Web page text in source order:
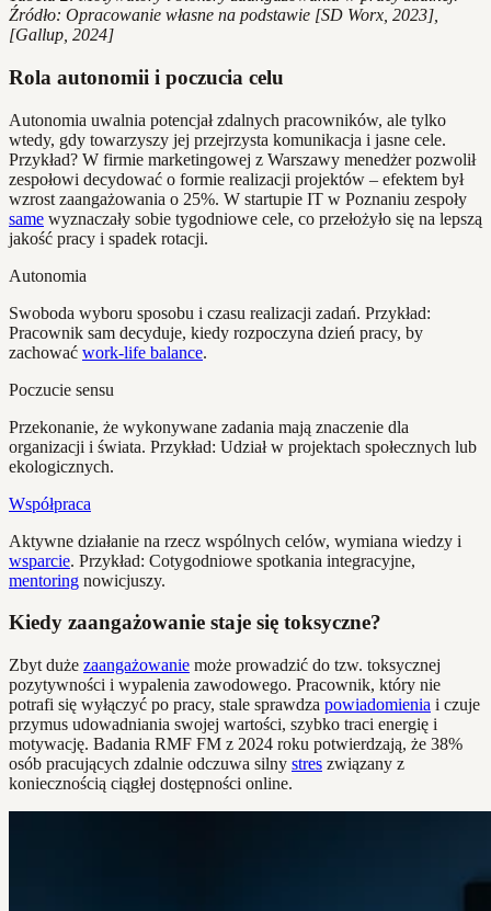
Źródło: Opracowanie własne na podstawie [SD Worx, 2023],
[Gallup, 2024]
Rola autonomii i poczucia celu
Autonomia uwalnia potencjał zdalnych pracowników, ale tylko
wtedy, gdy towarzyszy jej przejrzysta komunikacja i jasne cele.
Przykład? W firmie marketingowej z Warszawy menedżer pozwolił
zespołowi decydować o formie realizacji projektów – efektem był
wzrost zaangażowania o 25%. W startupie IT w Poznaniu zespoły
same wyznaczały sobie tygodniowe cele, co przełożyło się na lepszą
jakość pracy i spadek rotacji.
Autonomia
Swoboda wyboru sposobu i czasu realizacji zadań. Przykład:
Pracownik sam decyduje, kiedy rozpoczyna dzień pracy, by
zachować work-life balance.
Poczucie sensu
Przekonanie, że wykonywane zadania mają znaczenie dla
organizacji i świata. Przykład: Udział w projektach społecznych lub
ekologicznych.
Współpraca
Aktywne działanie na rzecz wspólnych celów, wymiana wiedzy i
wsparcie. Przykład: Cotygodniowe spotkania integracyjne,
mentoring nowicjuszy.
Kiedy zaangażowanie staje się toksyczne?
Zbyt duże zaangażowanie może prowadzić do tzw. toksycznej
pozytywności i wypalenia zawodowego. Pracownik, który nie
potrafi się wyłączyć po pracy, stale sprawdza powiadomienia i czuje
przymus udowadniania swojej wartości, szybko traci energię i
motywację. Badania RMF FM z 2024 roku potwierdzają, że 38%
osób pracujących zdalnie odczuwa silny stres związany z
koniecznością ciągłej dostępności online.